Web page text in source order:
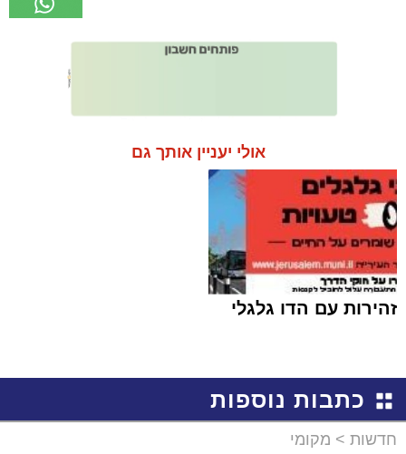
אולי יעניין אותך גם
זהירות עם הדו גלגלי
כתבות נוספות
חדשות > מקומי